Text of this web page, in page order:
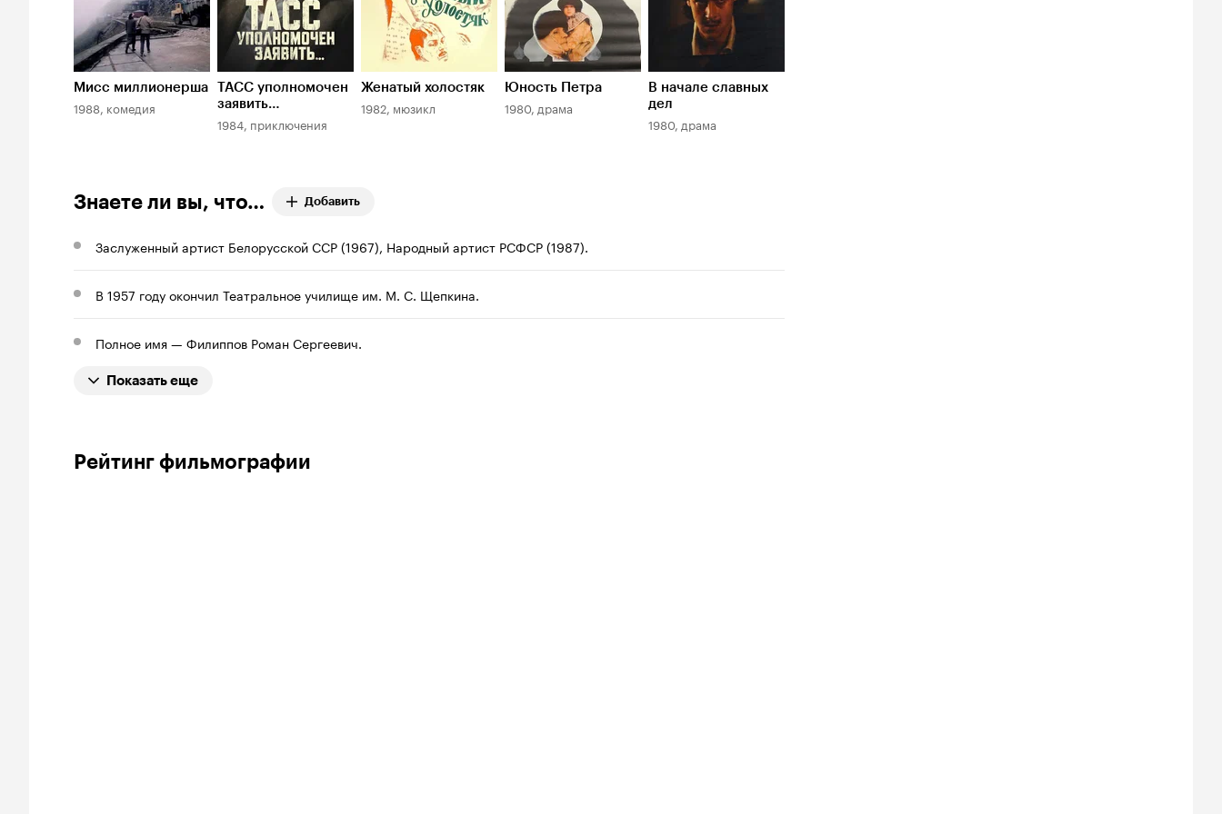
Мисс миллионерша
1988, комедия
ТАСС уполномочен
заявить…
1984, приключения
Женатый холостяк
1982, мюзикл
Юность Петра
1980, драма
В начале славных
дел
1980, драма
Знаете ли вы, что… Добавить
Заслуженный артист Белорусской ССР (1967), Народный артист РСФСР (1987).
В 1957 году окончил Театральное училище им. М. С. Щепкина.
Полное имя — Филиппов Роман Сергеевич.
Показать еще
Рейтинг фильмографии